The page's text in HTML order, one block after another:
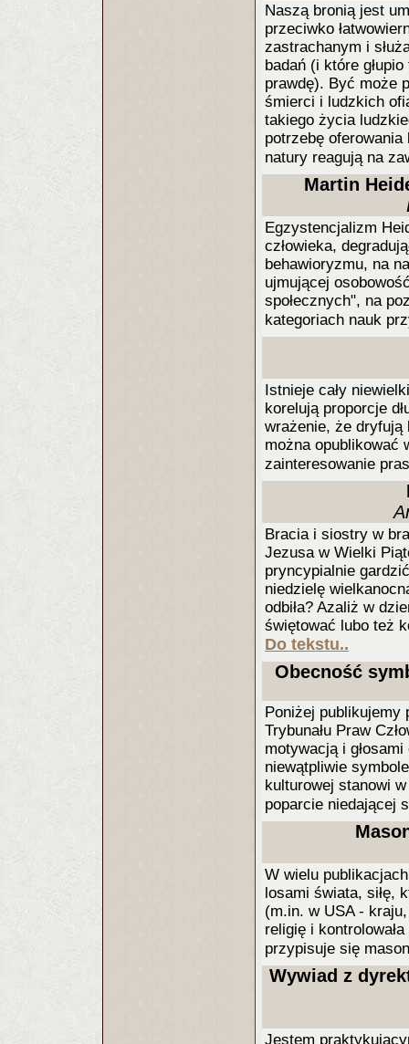
Naszą bronią jest
przeciwko
zastrachanym i
badań (i które
prawdę). Być może
śmierci i ludzkich
takiego życia
potrzebę
natury reagują na
Martin
Egzystencjalizm
człowieka,
behawioryzmu, na
ujmującej
społecznych", na
kategoriach nauk
Istnieje cały
korelują proporcje
wrażenie, że dryfują
można opublikować
zainteresowanie
Bracia i siostry w
Jezusa w Wielki
pryncypialnie
niedzielę
odbiła? Azaliż w
świętować lubo też
Do tekstu..
Obecność
Poniżej publikujemy
Trybunału Praw
motywacją i
niewątpliwie
kulturowej stanowi
poparcie niedającej
W wielu
losami świata, siłę,
(m.in. w USA -
religię i
przypisuje się
Wywiad z
Jestem